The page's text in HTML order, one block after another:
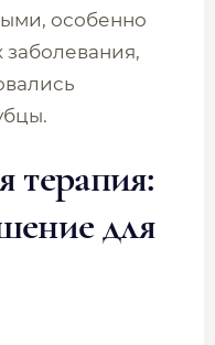
особенно
терапия:
для